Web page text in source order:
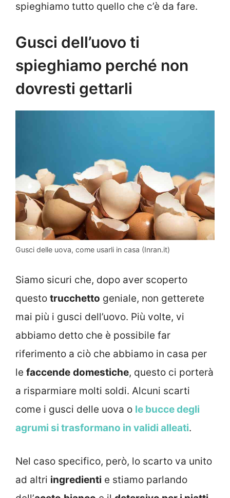
spieghiamo tutto quello che c’è da fare.
Gusci dell’uovo ti
spieghiamo perché non
dovresti gettarli
Gusci delle uova, come usarli in casa (Inran.it)
Siamo sicuri che, dopo aver scoperto
questo trucchetto geniale, non getterete
mai più i gusci dell’uovo. Più volte, vi
abbiamo detto che è possibile far
riferimento a ciò che abbiamo in casa per
le faccende domestiche, questo ci porterà
a risparmiare molti soldi. Alcuni scarti
come i gusci delle uova o le bucce degli
agrumi si trasformano in validi alleati.
Nel caso specifico, però, lo scarto va unito
ad altri ingredienti e stiamo parlando